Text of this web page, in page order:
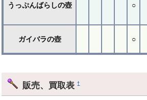
うっぷんばらしの壺 ○
ガイバラの壺 ○
販売、買取表†